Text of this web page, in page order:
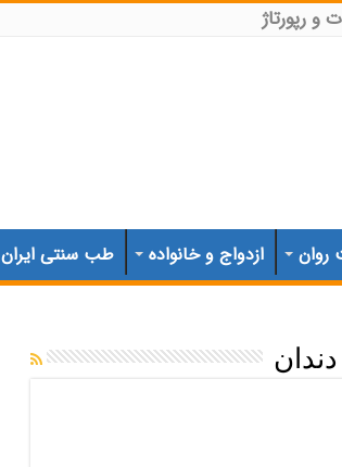
و رپورتاژ
روان ازدواج و خانواده طب سنتی ایران